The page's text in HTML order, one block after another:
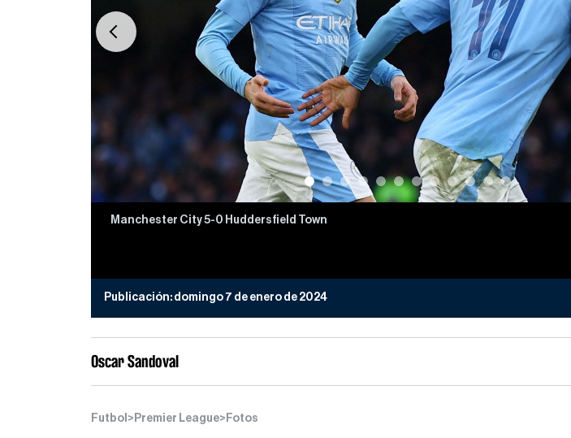
Previous
Manchester City 5-0 Huddersfield Town
Publicación: domingo 7 de enero de 2024
Oscar Sandoval
Futbol > Premier League> Fotos